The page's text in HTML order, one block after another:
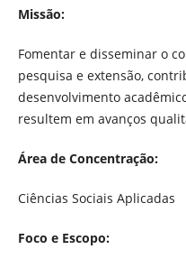
Missão:
Fomentar e disseminar o
pesquisa e extensão,
desenvolvimento
resultem em avanços
Área de Concentração:
Ciências Sociais Aplicadas
Foco e Escopo: